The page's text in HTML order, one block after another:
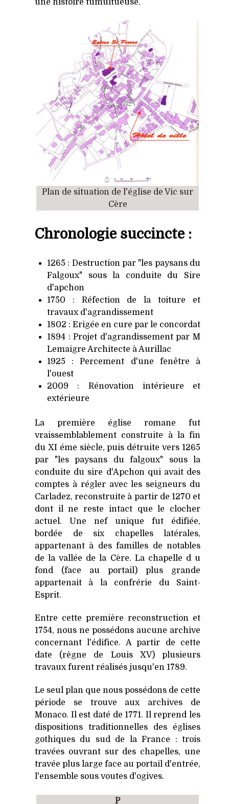
Plan de situation de l'église de Vic sur
Cère
Chronologie succincte :
1265 : Destruction par "les paysans du
Falgoux" sous la conduite du Sire
d'apchon
1750 : Réfection de la toiture et
travaux d'agrandissement
1802 : Erigée en cure par le concordat
1894 : Projet d'agrandissement par M
Lemaigre Architecte à Aurillac
1925 : Percement d'une fenêtre à
l'ouest
2009 : Rénovation intérieure et
extérieure
La première église romane fut
vraissemblablement construite à la fin
du XI éme siècle, puis détruite vers 1265
par "les paysans du falgoux" sous la
conduite du sire d'Apchon qui avait des
comptes à régler avec les seigneurs du
Carladez, reconstruite à partir de 1270 et
dont il ne reste intact que le clocher
actuel. Une nef unique fut édifiée,
bordée de six chapelles latérales,
appartenant à des familles de notables
de la vallée de la Cère. La chapelle d u
fond (face au portail) plus grande
appartenait à la confrérie du Saint-
Esprit.
Entre cette première reconstruction et
1754, nous ne possédons aucune archive
concernant l'édifice. A partir de cette
date (règne de Louis XV) plusieurs
travaux furent réalisés jusqu'en 1789.
Le seul plan que nous possédons de cette
période se trouve aux archives de
Monaco. Il est daté de 1771. Il reprend les
dispositions traditionnelles des églises
gothiques du sud de la France : trois
travées ouvrant sur des chapelles, une
travée plus large face au portail d'entrée,
l'ensemble sous voutes d'ogives.
P